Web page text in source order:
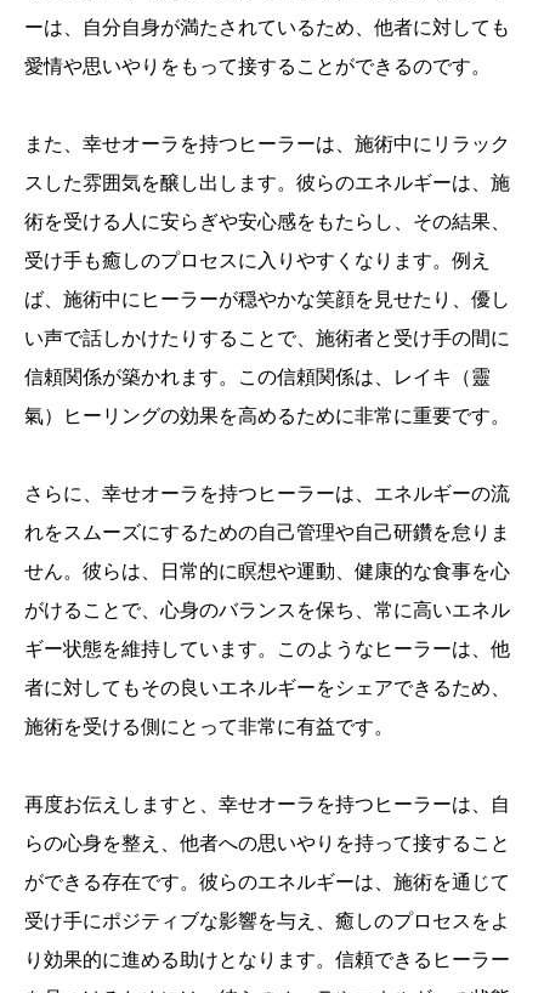
ーは、自分自身が満たされているため、他者に対しても
愛情や思いやりをもって接することができるのです。
また、幸せオーラを持つヒーラーは、施術中にリラック
スした雰囲気を醸し出します。彼らのエネルギーは、施
術を受ける人に安らぎや安心感をもたらし、その結果、
受け手も癒しのプロセスに入りやすくなります。例え
ば、施術中にヒーラーが穏やかな笑顔を見せたり、優し
い声で話しかけたりすることで、施術者と受け手の間に
信頼関係が築かれます。この信頼関係は、レイキ（靈
氣）ヒーリングの効果を高めるために非常に重要です。
さらに、幸せオーラを持つヒーラーは、エネルギーの流
れをスムーズにするための自己管理や自己研鑽を怠りま
せん。彼らは、日常的に瞑想や運動、健康的な食事を心
がけることで、心身のバランスを保ち、常に高いエネル
ギー状態を維持しています。このようなヒーラーは、他
者に対してもその良いエネルギーをシェアできるため、
施術を受ける側にとって非常に有益です。
再度お伝えしますと、幸せオーラを持つヒーラーは、自
らの心身を整え、他者への思いやりを持って接すること
ができる存在です。彼らのエネルギーは、施術を通じて
受け手にポジティブな影響を与え、癒しのプロセスをよ
り効果的に進める助けとなります。信頼できるヒーラー